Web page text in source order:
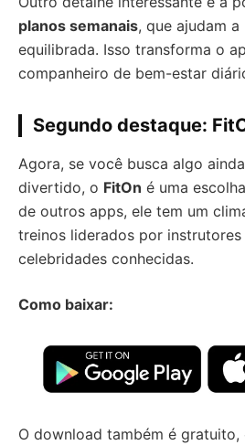
planos semanais, que ajudam
equilibrada. Isso transforma o
companheiro de bem-estar
Segundo destaque:
Agora, se você busca algo
divertido, o FitOn é uma
de outros apps, ele tem um
treinos liderados por
celebridades conhecidas.
Como baixar:
O download também é